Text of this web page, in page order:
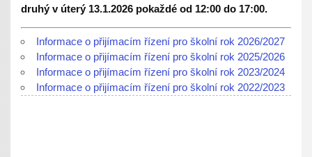
druhý v úterý 13.1.2026 pokaždé od 12:00 do 17:00.
Informace o přijímacím řízení pro školní rok 2026/2027
Informace o přijímacím řízení pro školní rok 2025/2026
Informace o přijímacím řízení pro školní rok 2023/2024
Informace o přijímacím řízení pro školní rok 2022/2023